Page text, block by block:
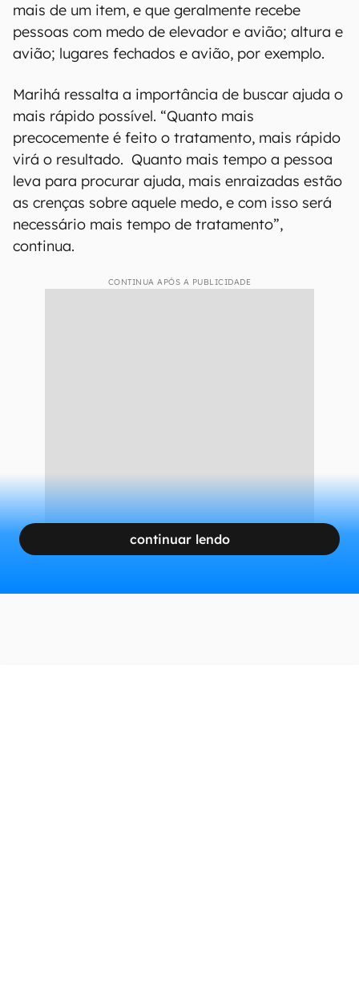
mais de um item, e que geralmente recebe
pessoas com medo de elevador e avião; altura e
avião; lugares fechados e avião, por exemplo.
Marihá ressalta a importância de buscar ajuda o
mais rápido possível. “Quanto mais
precocemente é feito o tratamento, mais rápido
virá o resultado. Quanto mais tempo a pessoa
leva para procurar ajuda, mais enraizadas estão
as crenças sobre aquele medo, e com isso será
necessário mais tempo de tratamento”,
continua.
CONTINUA APÓS A PUBLICIDADE
continuar lendo